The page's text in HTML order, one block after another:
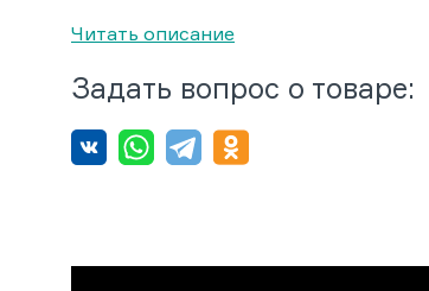
Читать описание
Задать вопрос о товаре: